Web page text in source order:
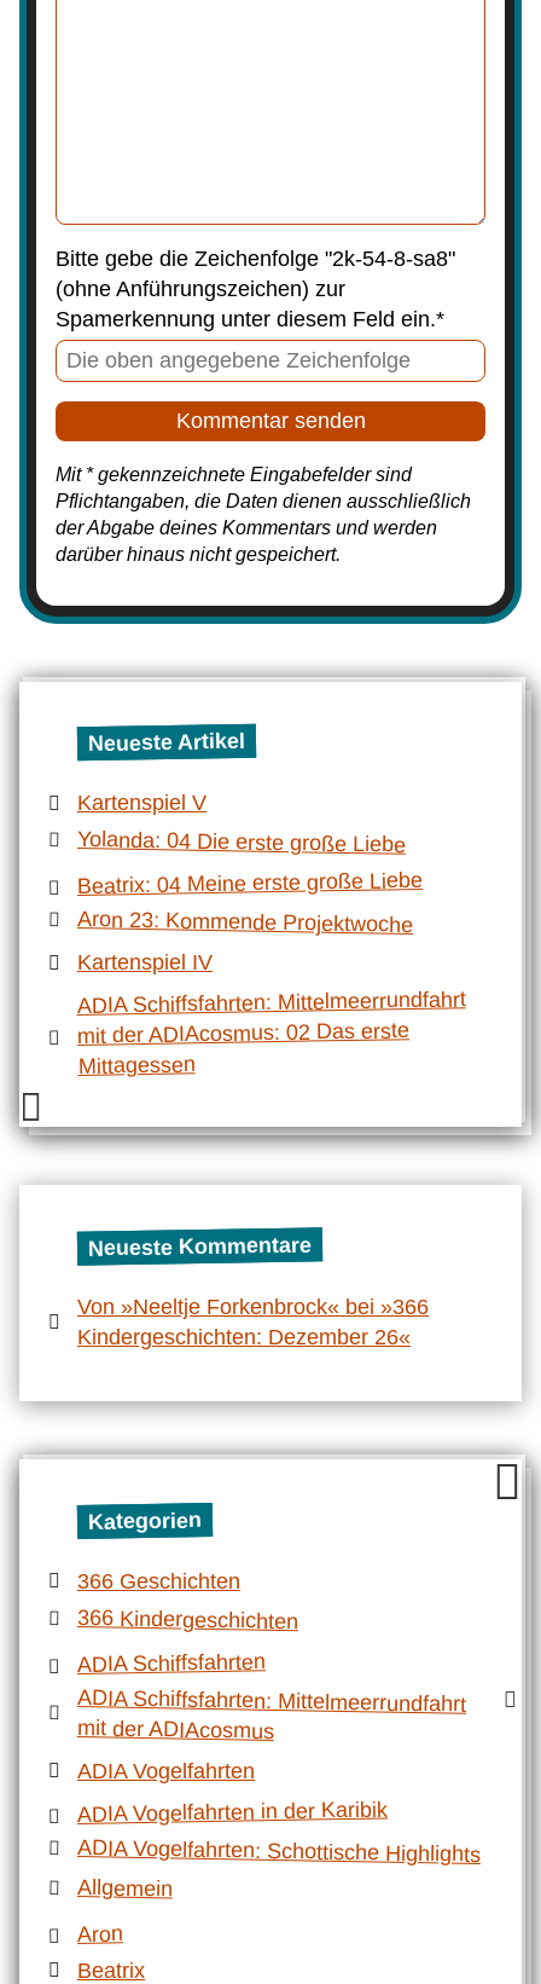
Bitte gebe die Zeichenfolge "2k-54-8-sa8"
(ohne Anführungszeichen) zur
Spamerkennung unter diesem Feld ein.*
Mit * gekennzeichnete Eingabefelder sind
Pflichtangaben, die Daten dienen ausschließlich
der Abgabe deines Kommentars und werden
darüber hinaus nicht gespeichert.
Neueste Artikel
Kartenspiel V
Yolanda: 04 Die erste große Liebe
Beatrix: 04 Meine erste große Liebe
Aron 23: Kommende Projektwoche
Kartenspiel IV
ADIA Schiffsfahrten: Mittelmeerrundfahrt
mit der ADIAcosmus: 02 Das erste
Mittagessen
Neueste Kommentare
Von »Neeltje Forkenbrock« bei »366
Kindergeschichten: Dezember 26«
Kategorien
366 Geschichten
366 Kindergeschichten
ADIA Schiffsfahrten
ADIA Schiffsfahrten: Mittelmeerrundfahrt
mit der ADIAcosmus
ADIA Vogelfahrten
ADIA Vogelfahrten in der Karibik
ADIA Vogelfahrten: Schottische Highlights
Allgemein
Aron
Beatrix